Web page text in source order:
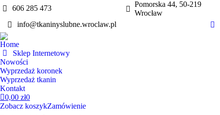
606 285 473
info@tkaninyslubne.wroclaw.pl
Pomorska 44, 50-219
Wrocław
Home
Sklep Internetowy
Nowości
Wyprzedaż koronek
Wyprzedaż tkanin
Kontakt
0,00 zł0
Zobacz koszykZamówienie